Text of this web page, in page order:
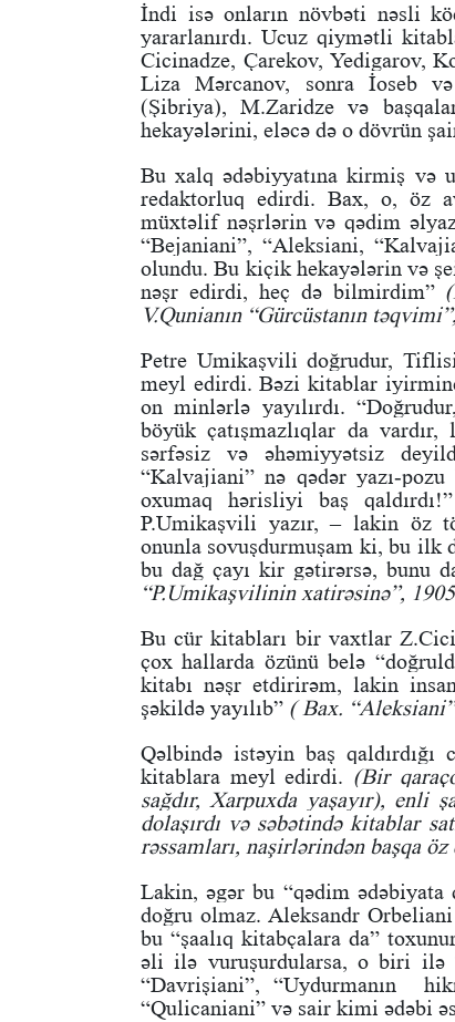
İndi isə onların növbəti nəsli
yararlanırdı. Ucuz qiymətli
Cicinadze, Çarekov, Yedigarov,
Liza Mərcanov, sonra İoseb
(Şibriya), M.Zaridze və
hekayələrini, eləcə də o dövrün
Bu xalq ədəbiyyatına kirmiş və
redaktorluq edirdi. Bax, o, öz
müxtəlif nəşrlərin və qədim
“Bejaniani”, “Aleksiani,
olundu. Bu kiçik hekayələrin və
nəşr edirdi, heç də bilmirdim”
V.Qunianın “Gürcüstanın
Petre Umikaşvili doğrudur,
meyl edirdi. Bəzi kitablar iyirminci
on minlərlə yayılırdı.
böyük çatışmazlıqlar da vardır,
sərfəsiz və əhəmiyyətsiz
“Kalvajiani” nə qədər yazı-
oxumaq hərisliyi baş
P.Umikaşvili yazır, – lakin öz
onunla sovuşdurmuşam ki, bu ilk
bu dağ çayı kir gətirərsə, bunu
“P.Umikaşvilinin xatirəsinə”,
Bu cür kitabları bir vaxtlar
çox hallarda özünü belə
kitabı nəşr etdirirəm, lakin
şəkildə yayılıb” ( Bax.
Qəlbində istəyin baş
kitablara meyl edirdi. (Bir
sağdır, Xarpuxda yaşayır), enli
dolaşırdı və səbətində kitablar
rəssamları, naşirlərindən başqa
Lakin, əgər bu “qədim ədəbiyata
doğru olmaz. Aleksandr Orbeliani
bu “şaalıq kitabçalara da”
əli ilə vuruşurdularsa, o biri ilə
“Davrişiani”, “Uydurmanın
“Qulicaniani” və sair kimi ədəbi